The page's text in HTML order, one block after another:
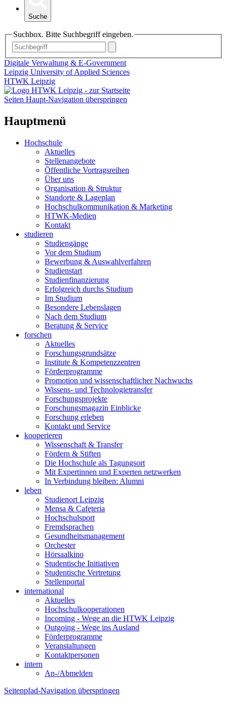
Suche
Suchbox. Bitte Suchbegriff eingeben.
Digitale Verwaltung & E-Government
Leipzig University of Applied Sciences
HTWK Leipzig
Seiten Haupt-Navigation überspringen
Hauptmenü
Hochschule
Aktuelles
Stellenangebote
Öffentliche Vortragsreihen
Über uns
Organisation & Struktur
Standorte & Lageplan
Hochschulkommunikation & Marketing
HTWK-Medien
Kontakt
studieren
Studiengänge
Vor dem Studium
Bewerbung & Auswahlverfahren
Studienstart
Studienfinanzierung
Erfolgreich durchs Studium
Im Studium
Besondere Lebenslagen
Nach dem Studium
Beratung & Service
forschen
Aktuelles
Forschungsgrundsätze
Institute & Kompetenzzentren
Förderprogramme
Promotion und wissenschaftlicher Nachwuchs
Wissens- und Technologietransfer
Forschungsprojekte
Forschungsmagazin Einblicke
Forschung erleben
Kontakt und Service
kooperieren
Wissenschaft & Transfer
Fördern & Stiften
Die Hochschule als Tagungsort
Mit Expertinnen und Experten netzwerken
In Verbindung bleiben: Alumni
leben
Studienort Leipzig
Mensa & Cafeteria
Hochschulsport
Fremdsprachen
Gesundheitsmanagement
Orchester
Hörsaalkino
Studentische Initiativen
Studentische Vertretung
Stellenportal
international
Aktuelles
Hochschulkooperationen
Incoming - Wege an die HTWK Leipzig
Outgoing - Wege ins Ausland
Förderprogramme
Veranstaltungen
Kontaktpersonen
intern
An-/Abmelden
Seitenpfad-Navigation überspringen